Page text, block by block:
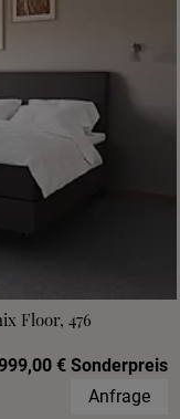
Floor, 476
€ Sonderpreis
Anfrage